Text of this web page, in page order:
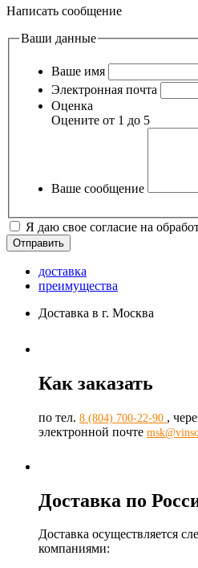
Написать сообщение
Ваши данные
Ваше имя
Электронная почта
Оценка
Оцените от 1 до 5
Ваше сообщение
Я даю свое согласие на
доставка
преимущества
Доставка в г. Москва
Как заказать
по тел. 8 (804) 700-22-90 ,
электронной почте
Доставка по
Доставка осуществляется
компаниями: